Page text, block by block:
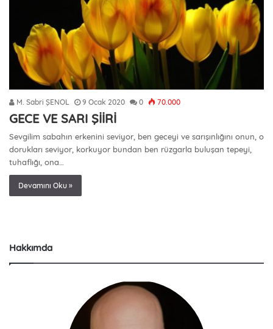
M. Sabri ŞENOL 9 Ocak 2020 0 70.000
GECE VE SARI ŞİİRİ
Sevgilim sabahın erkenini seviyor, ben geceyi ve sarışınlığını onun, o
dorukları seviyor, korkuyor bundan ben rüzgarla buluşan tepeyi,
tuhaflığı, ona…
Devamını Oku »
Hakkımda